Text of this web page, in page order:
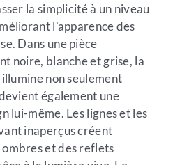
la simplicité à un niveau
l'apparence des
Dans une pièce
noire, blanche et grise, la
non seulement
également une
lui-même. Les lignes et les
inaperçus créent
et des reflets